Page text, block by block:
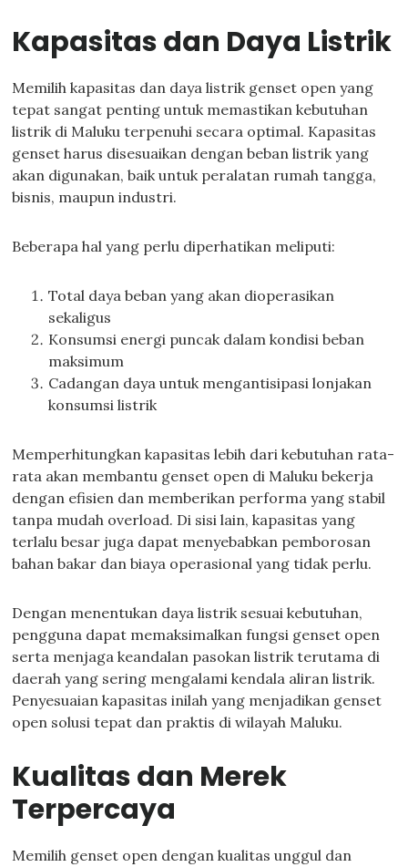
Kapasitas dan Daya Listrik
Memilih kapasitas dan daya listrik genset open yang
tepat sangat penting untuk memastikan kebutuhan
listrik di Maluku terpenuhi secara optimal. Kapasitas
genset harus disesuaikan dengan beban listrik yang
akan digunakan, baik untuk peralatan rumah tangga,
bisnis, maupun industri.
Beberapa hal yang perlu diperhatikan meliputi:
Total daya beban yang akan dioperasikan
sekaligus
Konsumsi energi puncak dalam kondisi beban
maksimum
Cadangan daya untuk mengantisipasi lonjakan
konsumsi listrik
Memperhitungkan kapasitas lebih dari kebutuhan rata-
rata akan membantu genset open di Maluku bekerja
dengan efisien dan memberikan performa yang stabil
tanpa mudah overload. Di sisi lain, kapasitas yang
terlalu besar juga dapat menyebabkan pemborosan
bahan bakar dan biaya operasional yang tidak perlu.
Dengan menentukan daya listrik sesuai kebutuhan,
pengguna dapat memaksimalkan fungsi genset open
serta menjaga keandalan pasokan listrik terutama di
daerah yang sering mengalami kendala aliran listrik.
Penyesuaian kapasitas inilah yang menjadikan genset
open solusi tepat dan praktis di wilayah Maluku.
Kualitas dan Merek
Terpercaya
Memilih genset open dengan kualitas unggul dan